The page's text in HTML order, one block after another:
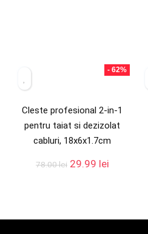
- 62%
Cleste profesional 2-in-1
pentru taiat si dezizolat
cabluri, 18x6x1.7cm
78.00lei 29.99 lei